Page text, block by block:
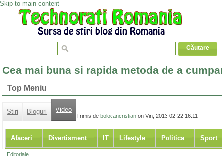
Skip to main content
Cea mai buna si rapida metoda de a
Top Meniu
Stiri Bloguri Video
Afaceri Divertisment IT Lifestyle Politica Sport
Trimis de bolocancristian on Vin, 2013-02-22 16:11
Editoriale